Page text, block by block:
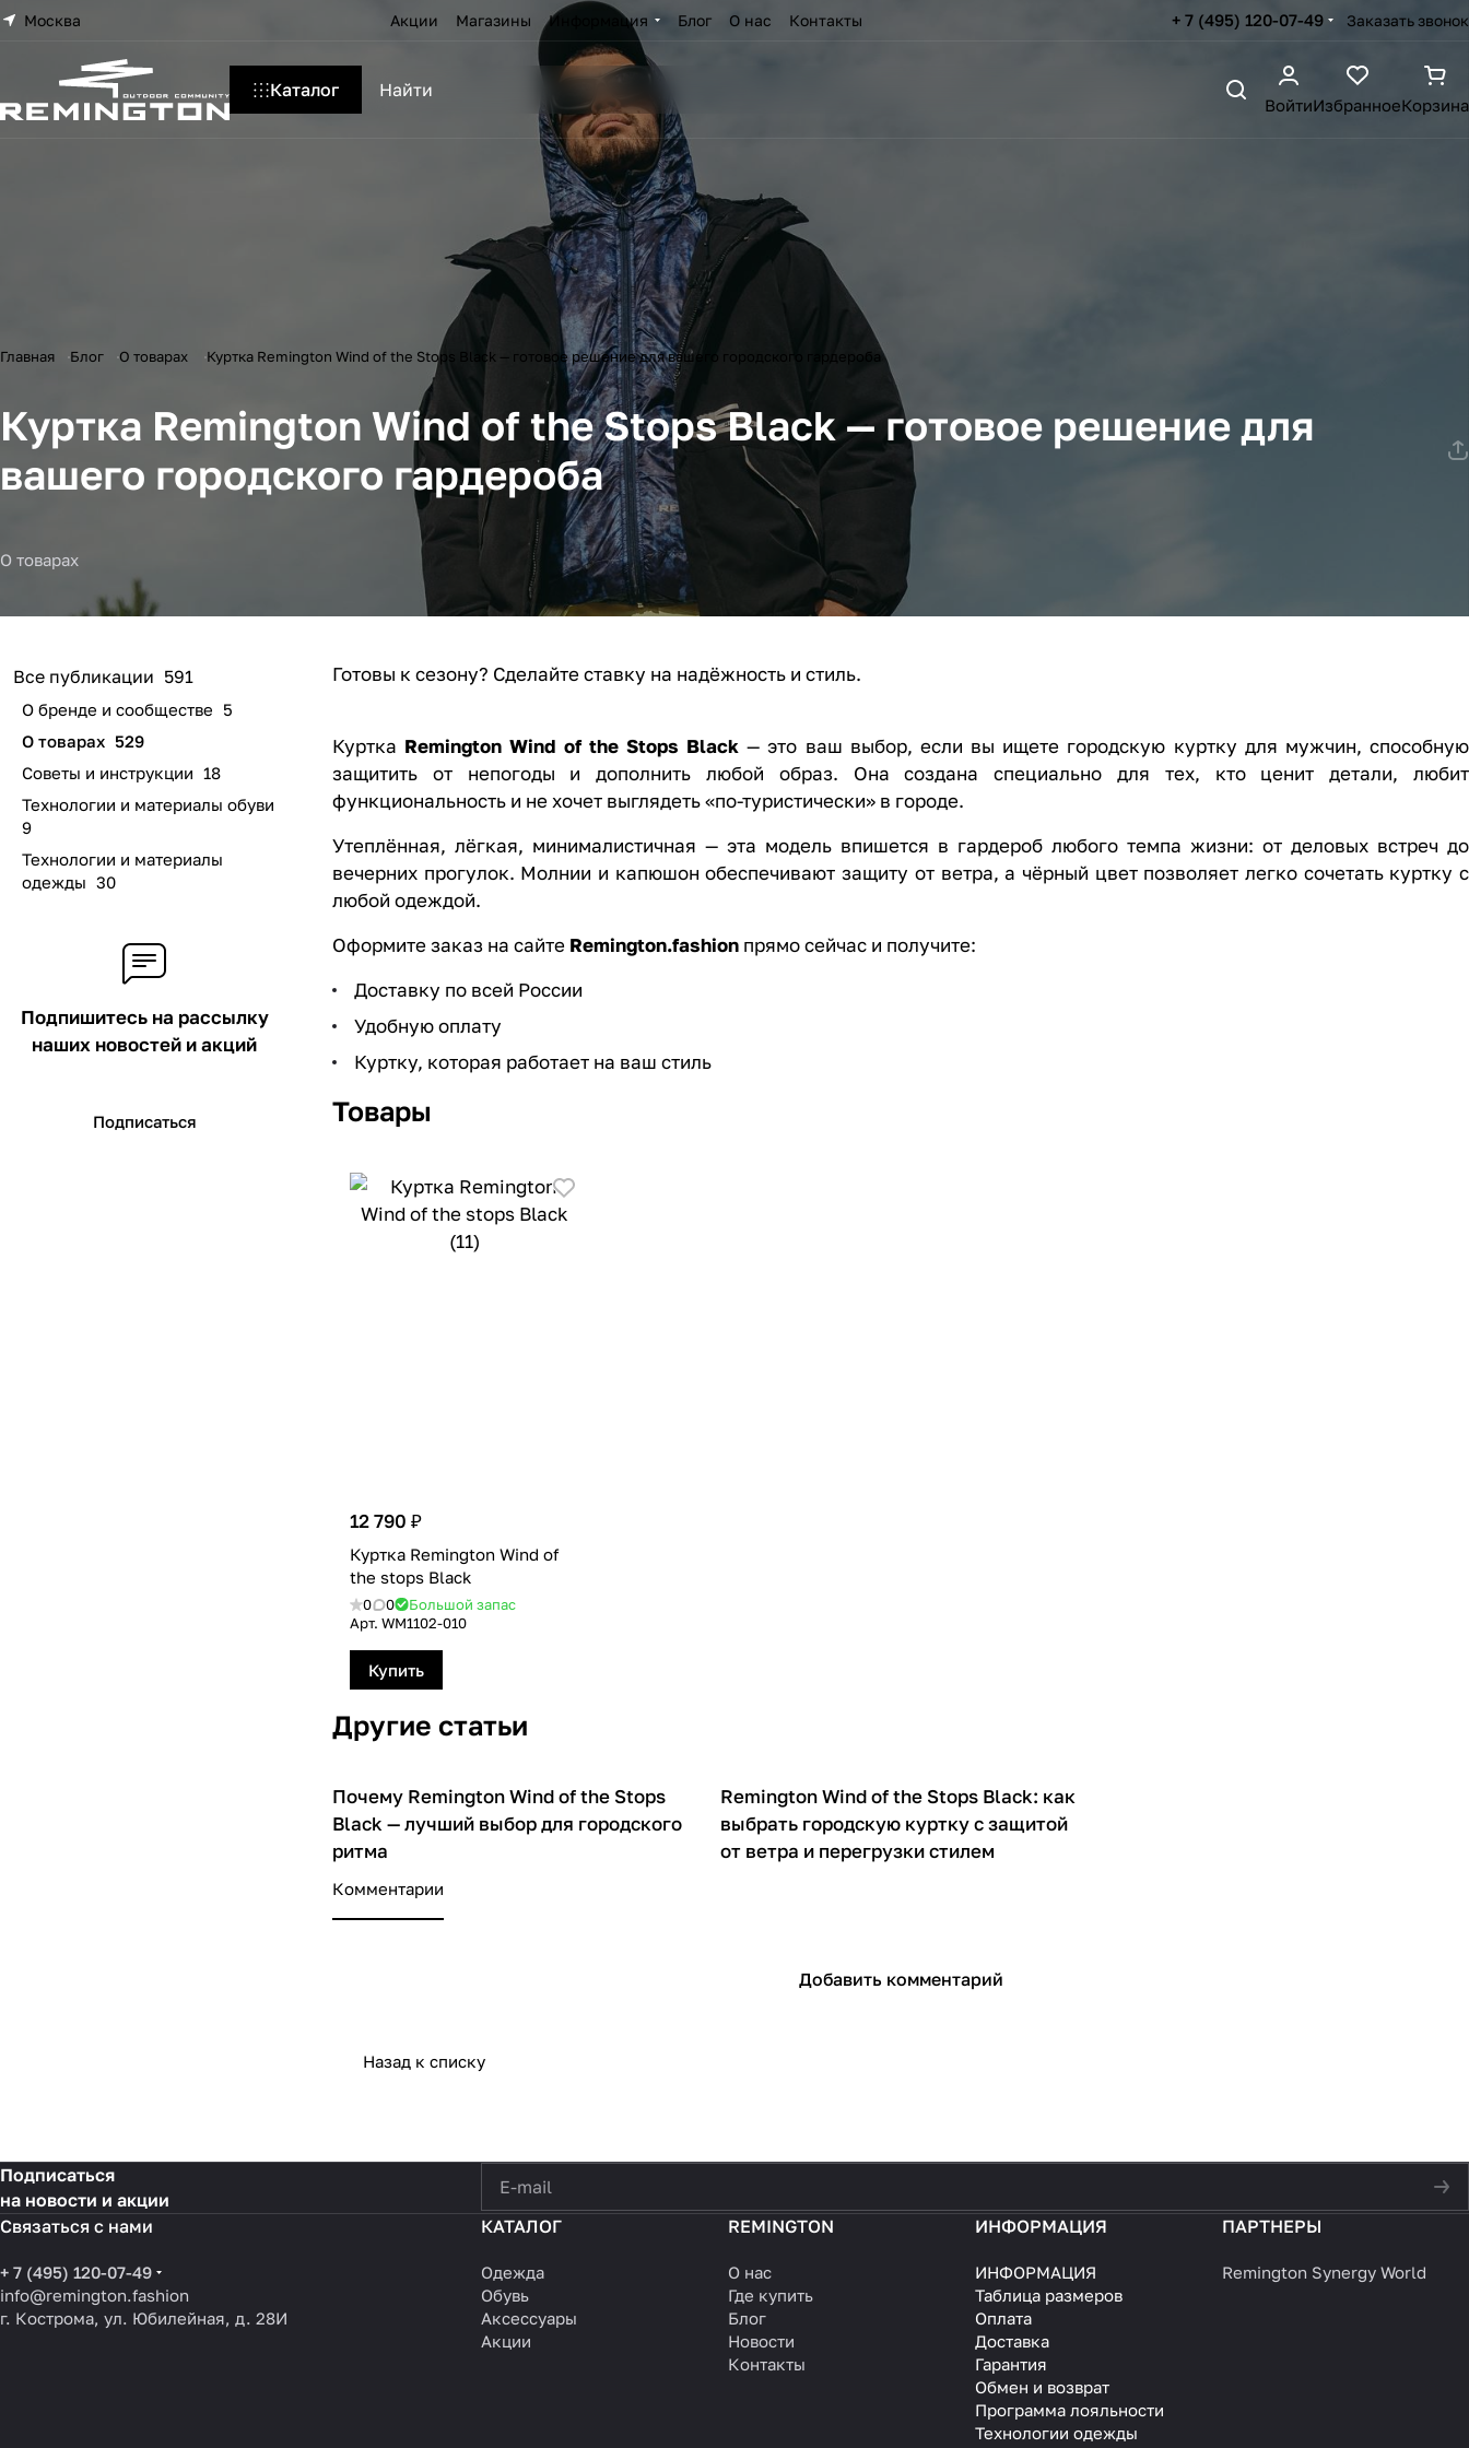
Москва Акции Магазины Информация Блог О нас Контакты + 7 (495) 120-07-49 Заказать звонок
Каталог
ВойтиИзбранноеКорзина
Главная Блог О товарах Куртка Remington Wind of the Stops Black — готовое решение для вашего городского гардероба
Куртка Remington Wind of the Stops Black — готовое решение для
вашего городского гардероба
О товарах
Готовы к сезону? Сделайте ставку на надёжность и стиль.
Куртка Remington Wind of the Stops Black — это ваш выбор, если вы ищете городскую куртку для мужчин, способную
защитить от непогоды и дополнить любой образ. Она создана специально для тех, кто ценит детали, любит
функциональность и не хочет выглядеть «по-туристически» в городе.
Утеплённая, лёгкая, минималистичная — эта модель впишется в гардероб любого темпа жизни: от деловых встреч до
вечерних прогулок. Молнии и капюшон обеспечивают защиту от ветра, а чёрный цвет позволяет легко сочетать куртку с
любой одеждой.
Оформите заказ на сайте Remington.fashion прямо сейчас и получите:
Доставку по всей России
Удобную оплату
Куртку, которая работает на ваш стиль
Товары
12 790 ₽
Куртка Remington Wind of
the stops Black
0 0
Большой запас
Арт. WM1102-010
Купить
Другие статьи
О товарах
Почему Remington Wind of the Stops
Black — лучший выбор для городского
ритма
О товарах
Remington Wind of the Stops Black: как
выбрать городскую куртку с защитой
от ветра и перегрузки стилем
Комментарии
Добавить комментарий
Назад к списку
Все публикации 591
О бренде и сообществе
5
О товарах 529
Советы и инструкции 18
Технологии и материалы обуви
9
Технологии и материалы
одежды 30
Подпишитесь на рассылку
наших новостей и акций
Подписаться
Подписаться
на новости и акции
Связаться с нами
+ 7 (495) 120-07-49
info@remington.fashion
г. Кострома, ул. Юбилейная, д. 28И
КАТАЛОГ
Одежда
Обувь
Аксессуары
Акции
REMINGTON
О нас
Где купить
Блог
Новости
Контакты
ИНФОРМАЦИЯ
ИНФОРМАЦИЯ
Таблица размеров
Оплата
Доставка
Гарантия
Обмен и возврат
Программа лояльности
Технологии одежды
ПАРТНЕРЫ
Remington Synergy World